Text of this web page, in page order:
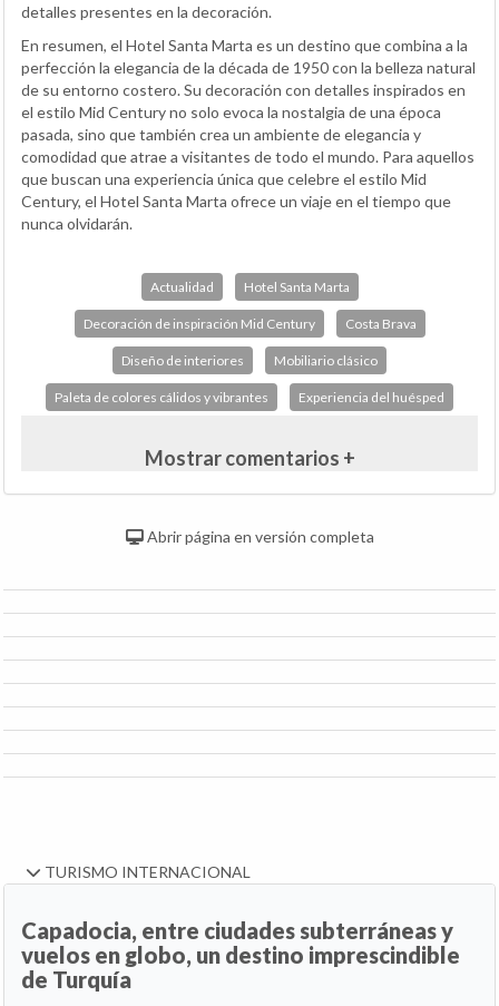
detalles presentes en la decoración.
En resumen, el Hotel Santa Marta es un destino que combina a la
perfección la elegancia de la década de 1950 con la belleza natural
de su entorno costero. Su decoración con detalles inspirados en
el estilo Mid Century no solo evoca la nostalgia de una época
pasada, sino que también crea un ambiente de elegancia y
comodidad que atrae a visitantes de todo el mundo. Para aquellos
que buscan una experiencia única que celebre el estilo Mid
Century, el Hotel Santa Marta ofrece un viaje en el tiempo que
nunca olvidarán.
Actualidad Hotel Santa Marta
Decoración de inspiración Mid Century Costa Brava
Diseño de interiores Mobiliario clásico
Paleta de colores cálidos y vibrantes Experiencia del huésped
Mostrar comentarios +
Abrir página en versión completa
TURISMO INTERNACIONAL
Capadocia, entre ciudades subterráneas y
vuelos en globo, un destino imprescindible
de Turquía